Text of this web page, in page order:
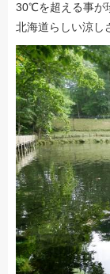
30℃を超える事が
北海道らしい涼し